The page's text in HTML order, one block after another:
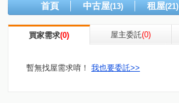
首頁 中古屋(13) 租屋(21)
買家需求(0) 屋主委託(0)
暫無找屋需求唷！ 我也要委託>>